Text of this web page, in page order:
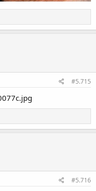
#5.715
#5.716